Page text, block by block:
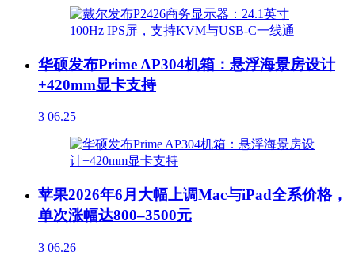
华硕发布Prime AP304机箱：悬浮海景房设计
+420mm显卡支持
3 06.25
苹果2026年6月大幅上调Mac与iPad全系价格，
单次涨幅达800–3500元
3 06.26